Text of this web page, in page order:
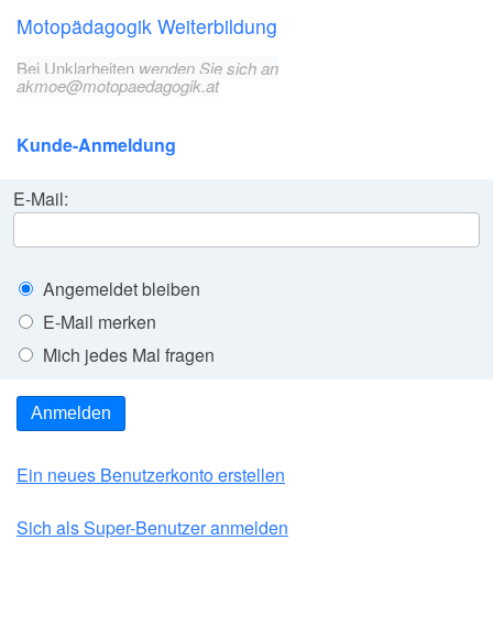
Motopädagogik Weiterbildung
Bei Unklarheiten wenden Sie sich an
akmoe@motopaedagogik.at
Kunde-Anmeldung
E-Mail:
Angemeldet bleiben
E-Mail merken
Mich jedes Mal fragen
Anmelden
Ein neues Benutzerkonto erstellen
Sich als Super-Benutzer anmelden